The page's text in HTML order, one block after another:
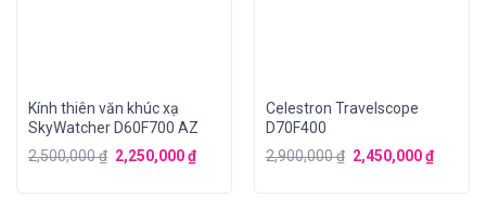
Kính thiên văn khúc xạ
SkyWatcher D60F700 AZ
2,500,000₫ 2,250,000₫
Celestron Travelscope
D70F400
2,900,000₫ 2,450,000₫